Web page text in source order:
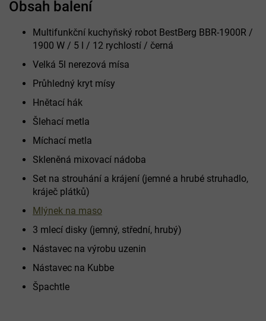
Obsah balení
Multifunkční kuchyňský robot BestBerg BBR-1900R /
1900 W / 5 l / 12 rychlostí / černá
Velká 5l nerezová mísa
Průhledný kryt mísy
Hnětací hák
Šlehací metla
Míchací metla
Skleněná mixovací nádoba
Set na strouhání a krájení (jemné a hrubé struhadlo,
kráječ plátků)
Mlýnek na maso
3 mlecí disky (jemný, střední, hrubý)
Nástavec na výrobu uzenin
Nástavec na Kubbe
Špachtle